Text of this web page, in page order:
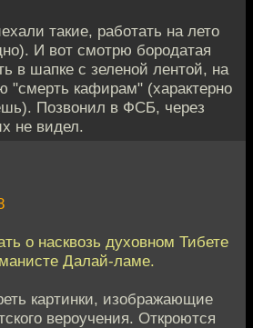
такие, работать на лето
И вот смотрю бородатая
в шапке с зеленой лентой, на
"смерть кафирам" (характерно
Позвонил в ФСБ, через
не видел.
о насквозь духовном Тибете
Далай-ламе.
картинки, изображающие
вероучения. Откроются